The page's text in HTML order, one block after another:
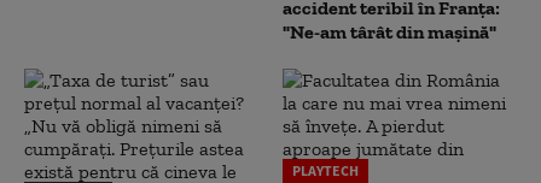
accident teribil în Franța:
"Ne-am târât din mașină"
PLAYTECH